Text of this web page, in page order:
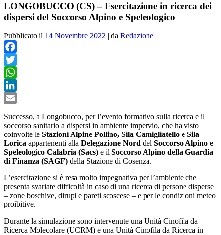
LONGOBUCCO (CS) – Esercitazione in ricerca dei
dispersi del Soccorso Alpino e Speleologico
Pubblicato il 14 Novembre 2022 | da Redazione
Facebook
Twitter
WhatsApp
LinkedIn
Successo, a Longobucco, per l’evento formativo sulla ricerca e il
soccorso sanitario a dispersi in ambiente impervio, che ha visto
coinvolte le Stazioni Alpine Pollino, Sila Camigliatello e Sila
Lorica appartenenti alla Delegazione Nord del Soccorso Alpino e
Speleologico Calabria (Sacs) e il Soccorso Alpino della Guardia
di Finanza (SAGF) della Stazione di Cosenza.
L’esercitazione si è resa molto impegnativa per l’ambiente che
presenta svariate difficoltà in caso di una ricerca di persone disperse
– zone boschive, dirupi e pareti scoscese – e per le condizioni meteo
proibitive.
Durante la simulazione sono intervenute una Unità Cinofila da
Ricerca Molecolare (UCRM) e una Unità Cinofila da Ricerca in